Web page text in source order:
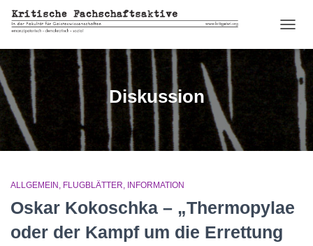
Diskussion
ALLGEMEIN FLUGBLÄTTER INFORMATION
Oskar Kokoschka – „Thermopylae
oder der Kampf um die Errettung